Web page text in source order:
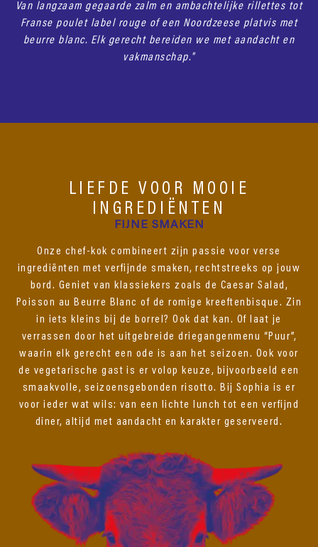
Van langzaam gegaarde zalm en ambachtelijke rillettes tot
Franse poulet label rouge of een Noordzeese platvis met
beurre blanc. Elk gerecht bereiden we met aandacht en
vakmanschap."
LIEFDE VOOR MOOIE
INGREDIËNTEN
FIJNE SMAKEN
Onze chef-kok combineert zijn passie voor verse
ingrediënten met verfijnde smaken, rechtstreeks op jouw
bord. Geniet van klassiekers zoals de Caesar Salad,
Poisson au Beurre Blanc of de romige kreeftenbisque. Zin
in iets kleins bij de borrel? Ook dat kan. Of laat je
verrassen door het uitgebreide driegangenmenu “Puur”,
waarin elk gerecht een ode is aan het seizoen. Ook voor
de vegetarische gast is er volop keuze, bijvoorbeeld een
smaakvolle, seizoensgebonden risotto. Bij Sophia is er
voor ieder wat wils: van een lichte lunch tot een verfijnd
diner, altijd met aandacht en karakter geserveerd.